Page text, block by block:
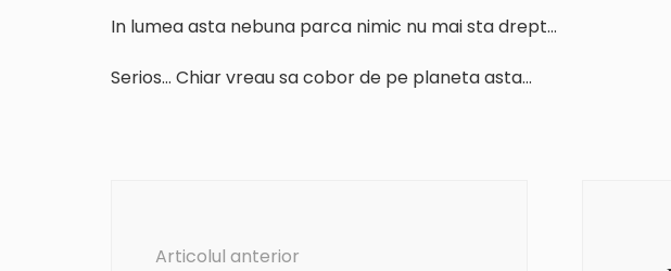
In lumea asta nebuna parca nimic nu mai sta drept…
Serios… Chiar vreau sa cobor de pe planeta asta…
articole
Articolul anterior